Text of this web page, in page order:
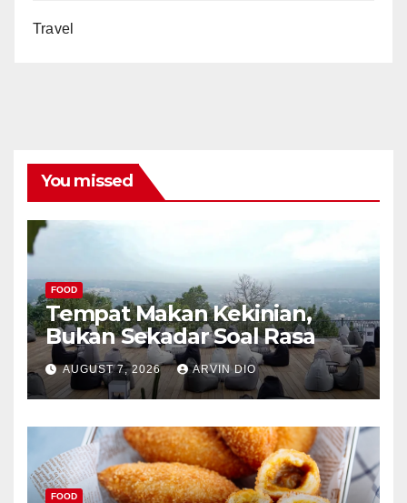
Travel
You missed
FOOD
Tempat Makan Kekinian,
Bukan Sekadar Soal Rasa
AUGUST 7, 2026 ARVIN DIO
FOOD